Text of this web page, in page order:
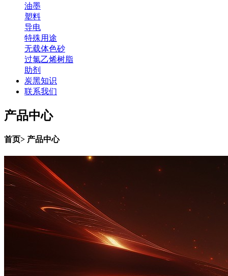
油墨
塑料
导电
特殊用途
无载体色砂
过氯乙烯树脂
助剂
炭黑知识
联系我们
产品中心
首页> 产品中心